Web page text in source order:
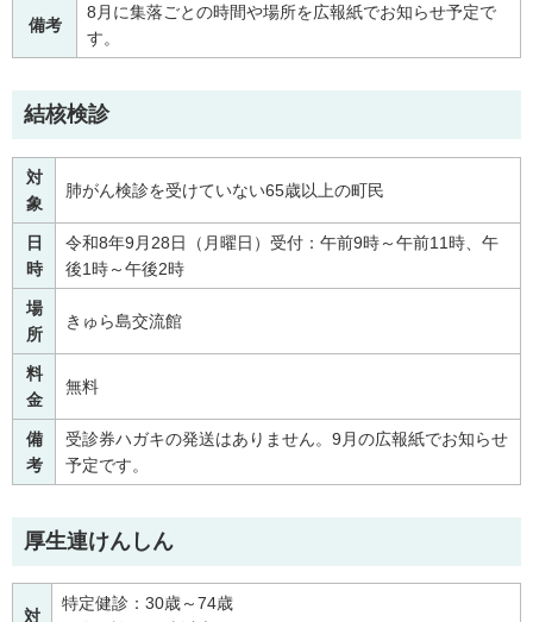
備考
8月に集落ごとの時間や場所を広報紙でお知らせ予定で
す。
結核検診
対
象
肺がん検診を受けていない65歳以上の町民
日
時
令和8年9月28日（月曜日）受付：午前9時～午前11時、午
後1時～午後2時
場
所
きゅら島交流館
料
金
無料
備
考
受診券ハガキの発送はありません。9月の広報紙でお知らせ
予定です。
厚生連けんしん
対
特定健診：30歳～74歳